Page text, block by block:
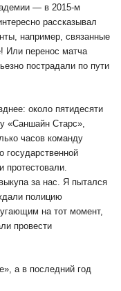
— в 2015-м
рассказывал
например, связанные
Или перенос матча
пострадали по пути
около пятидесяти
«Саншайн Старс»,
часов команду
государственной
протестовали.
за нас. Я пытался
полицию
на тот момент,
провести
а в последний год